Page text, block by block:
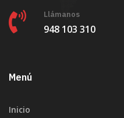
Llámanos
948 103 310
Menú
Inicio